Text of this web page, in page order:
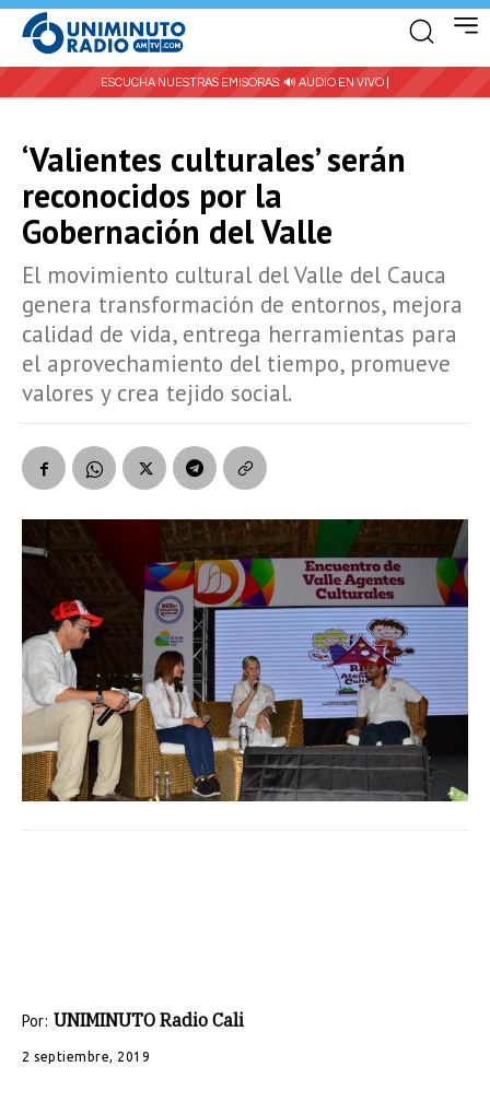
ESCUCHA NUESTRAS EMISORAS: 🔊 AUDIO EN VIVO |
‘Valientes culturales’ serán
reconocidos por la
Gobernación del Valle
El movimiento cultural del Valle del Cauca
genera transformación de entornos, mejora
calidad de vida, entrega herramientas para
el aprovechamiento del tiempo, promueve
valores y crea tejido social.
Por: UNIMINUTO Radio Cali
2 septiembre, 2019